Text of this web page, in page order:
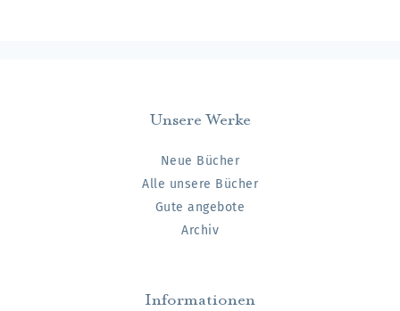
Unsere Werke
Neue Bücher
Alle unsere Bücher
Gute angebote
Archiv
Informationen